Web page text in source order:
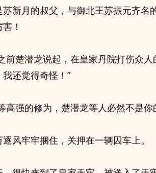
新月的叔父，与御北王苏振元齐名
！
前楚潜龙说起，在皇家丹院打伤众
还觉得奇怪！”
高强的修为，楚潜龙等人必然不是你
风牢牢捆住，关押在一辆囚车上。